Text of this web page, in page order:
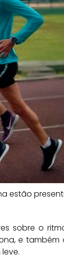
estão
sobre o
e